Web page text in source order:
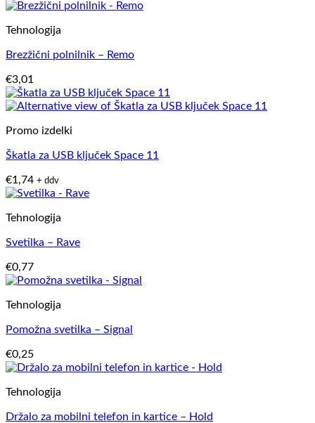
Tehnologija
Brezžični polnilnik – Remo
€3,01
Promo izdelki
Škatla za USB ključek Space 11
€1,74 + ddv
Tehnologija
Svetilka – Rave
€0,77
Tehnologija
Pomožna svetilka – Signal
€0,25
Tehnologija
Držalo za mobilni telefon in kartice – Hold